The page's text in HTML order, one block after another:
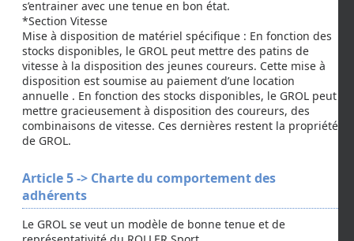
s’entrainer avec une tenue en bon état.
*Section Vitesse
Mise à disposition de matériel spécifique : En fonction des
stocks disponibles, le GROL peut mettre des patins de
vitesse à la disposition des jeunes coureurs. Cette mise à
disposition est soumise au paiement d’une location
annuelle . En fonction des stocks disponibles, le GROL peut
mettre gracieusement à disposition des coureurs, des
combinaisons de vitesse. Ces dernières restent la propriété
de GROL.
Article 5 -> Charte du comportement des
adhérents
Le GROL se veut un modèle de bonne tenue et de